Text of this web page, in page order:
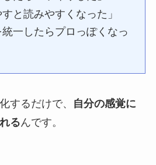
すと読みやすくなった」
統一したらプロっぽくなっ
するだけで、
自分の感覚に
るんです。